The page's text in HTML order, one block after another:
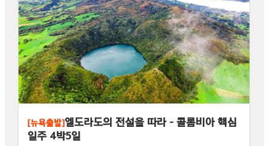
[뉴욕출발]엘도라도의 전설을 따라 – 콜롬비아 핵심
일주 4박5일